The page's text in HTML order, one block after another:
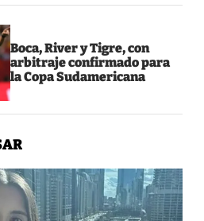
Boca, River y Tigre, con
arbitraje confirmado para
la Copa Sudamericana